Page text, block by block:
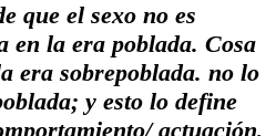
que el sexo no es
en la era poblada. Cosa
era sobrepoblada. no lo
y esto lo define
actuación,